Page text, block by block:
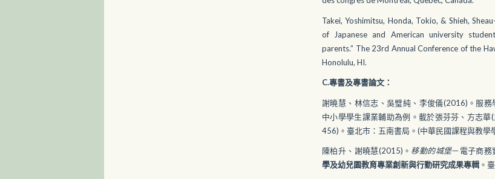
Takei, Yoshimitsu, Honda, Tokio, & Shieh,
of Japanese and American university
parents.” The 23rd Annual Conference of the
Honolulu, HI.
C.專書及專書論文：
謝曉慧、林信志、吳璧純、李俊儀(2016)。服
中小學學生課業輔助為例。載於張芬芬、方志華
456)。臺北市：五南書局。(中華民國課程與教學
陳柏升、謝曉慧(2015)。 移動的城堡－電子商務
學及幼兒園教育專業創新與行動研究成果專輯 。